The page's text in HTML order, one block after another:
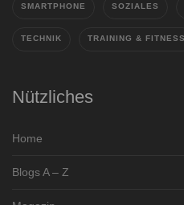
SMARTPHONE SOZIALES
TECHNIK TRAINING & FITNESS
Nützliches
Home
Blogs A – Z